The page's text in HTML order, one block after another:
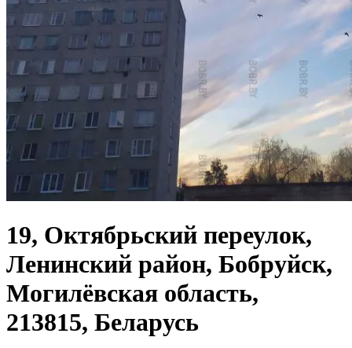
19, Октябрьский переулок,
Ленинский район, Бобруйск,
Могилёвская область,
213815, Беларусь